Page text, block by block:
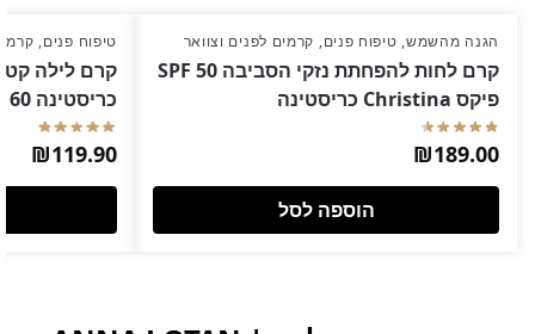
הגנה מהשמש, טיפוח פנים, קרמים לפנים וצוואר
קרם לחות להפחתת נזקי הסביבה SPF 50
פיקס Christina כריסטינה
₪189.00
הוספה לסל
טיפוח פנים,
כריסטינה 60 מ"ל
₪119.90